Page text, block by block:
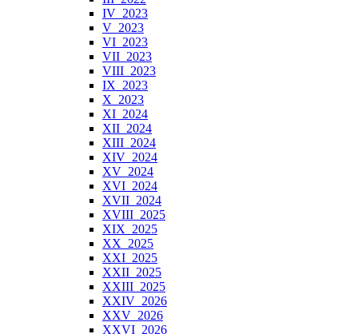
IV_2023
V_2023
VI_2023
VII_2023
VIII_2023
IX_2023
X_2023
XI_2024
XII_2024
XIII_2024
XIV_2024
XV_2024
XVI_2024
XVII_2024
XVIII_2025
XIX_2025
XX_2025
XXI_2025
XXII_2025
XXIII_2025
XXIV_2026
XXV_2026
XXVI_2026